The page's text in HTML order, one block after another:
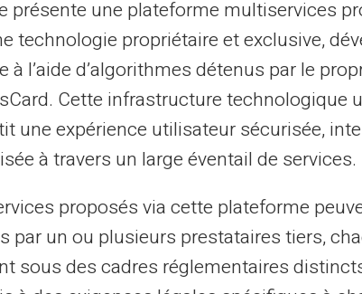
frais bancaires atteignent 228,90 euros en moyenne
en 2025 selon Meilleurtaux Banques. Cette hausse
pèse sur le budget des Franç...
je obtenir une Mastercard sans
bancaire ?
présente une plateforme multiservices
technologie propriétaire et exclusive,
à l’aide d’algorithmes détenus par le
Cette infrastructure technologique
une expérience utilisateur sécurisée,
à travers un large éventail de services.
proposés via cette plateforme
par un ou plusieurs prestataires tiers,
sous des cadres réglementaires